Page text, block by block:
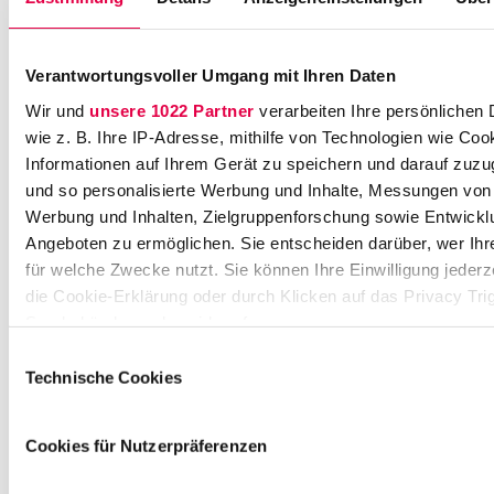
Verantwortungsvoller Umgang mit Ihren Daten
Wir und unsere 1022 Partner verarbeiten Ihre persönlichen
wie z. B. Ihre IP-Adresse, mithilfe von Technologien wie
Informationen auf Ihrem Gerät zu speichern und darauf
und so personalisierte Werbung und Inhalte, Messungen von
Werbung und Inhalten, Zielgruppenforschung sowie
Angeboten zu ermöglichen. Sie entscheiden darüber, wer
für welche Zwecke nutzt. Sie können Ihre Einwilligung
die Cookie-Erklärung oder durch Klicken auf das Privacy
Wenn Sie es erlauben, würden wir auch gerne:
Ihr Gerät durch aktives Scannen nach bestimmten
Technische Cookies
Cookies für Nutzerpräferenzen
a
g
e
r
s
a
ß
e
2